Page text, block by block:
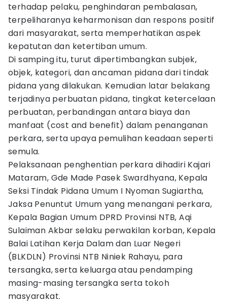
terhadap pelaku, penghindaran pembalasan,
terpeliharanya keharmonisan dan respons positif
dari masyarakat, serta memperhatikan aspek
kepatutan dan ketertiban umum.
Di samping itu, turut dipertimbangkan subjek,
objek, kategori, dan ancaman pidana dari tindak
pidana yang dilakukan. Kemudian latar belakang
terjadinya perbuatan pidana, tingkat ketercelaan
perbuatan, perbandingan antara biaya dan
manfaat (cost and benefit) dalam penanganan
perkara, serta upaya pemulihan keadaan seperti
semula.
Pelaksanaan penghentian perkara dihadiri Kajari
Mataram, Gde Made Pasek Swardhyana, Kepala
Seksi Tindak Pidana Umum I Nyoman Sugiartha,
Jaksa Penuntut Umum yang menangani perkara,
Kepala Bagian Umum DPRD Provinsi NTB, Aqi
Sulaiman Akbar selaku perwakilan korban, Kepala
Balai Latihan Kerja Dalam dan Luar Negeri
(BLKDLN) Provinsi NTB Niniek Rahayu, para
tersangka, serta keluarga atau pendamping
masing-masing tersangka serta tokoh
masyarakat.